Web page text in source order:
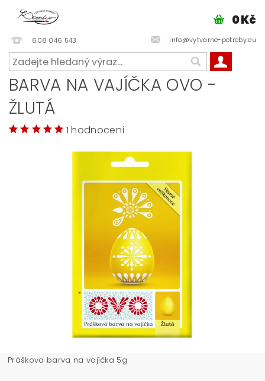
608 046 543 info@vytvarne-potreby.eu
0 Kč
BARVA NA VAJÍČKA OVO -
ŽLUTÁ
1 hodnocení
Práškova barva na vajíčka 5g